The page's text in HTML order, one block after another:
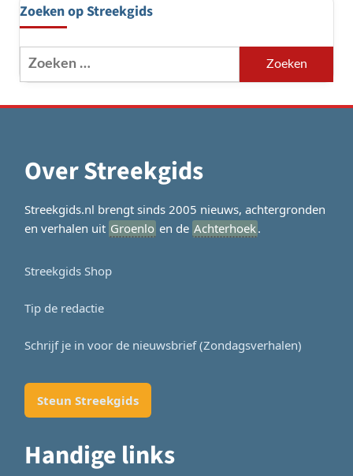
Zoeken op Streekgids
Zoeken
naar:
Over Streekgids
Streekgids.nl brengt sinds 2005 nieuws, achtergronden
en verhalen uit Groenlo en de Achterhoek.
Streekgids Shop
Tip de redactie
Schrijf je in voor de nieuwsbrief (Zondagsverhalen)
Steun Streekgids
Handige links